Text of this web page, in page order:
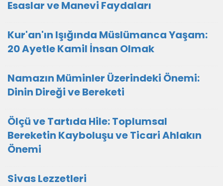
Esaslar ve Manevi Faydaları
Kur'an'ın Işığında Müslümanca Yaşam:
20 Ayetle Kamil İnsan Olmak
Namazın Müminler Üzerindeki Önemi:
Dinin Direği ve Bereketi
Ölçü ve Tartıda Hile: Toplumsal
Bereketin Kayboluşu ve Ticari Ahlakın
Önemi
Sivas Lezzetleri